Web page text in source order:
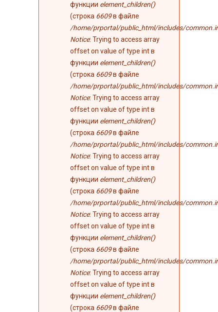
функции element_children()
(строка 6609в файле
/home/prportal/public_html/includes/
Notice: Trying to access array
offset on value of type int в
функции element_children()
(строка 6609в файле
/home/prportal/public_html/includes/
Notice: Trying to access array
offset on value of type int в
функции element_children()
(строка 6609в файле
/home/prportal/public_html/includes/
Notice: Trying to access array
offset on value of type int в
функции element_children()
(строка 6609в файле
/home/prportal/public_html/includes/
Notice: Trying to access array
offset on value of type int в
функции element_children()
(строка 6609в файле
/home/prportal/public_html/includes/
Notice: Trying to access array
offset on value of type int в
функции element_children()
(строка 6609в файле